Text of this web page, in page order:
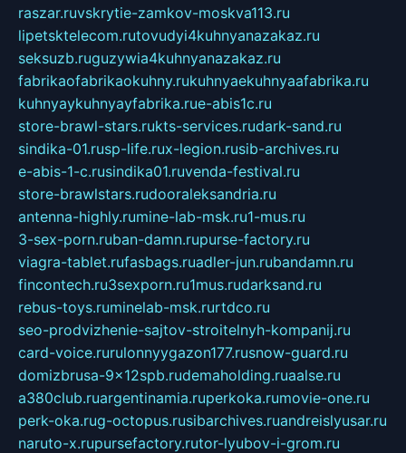
raszar.ruvskrytie-zamkov-moskva113.ru
lipetsktelecom.rutovudyi4kuhnyanazakaz.ru
seksuzb.ruguzywia4kuhnyanazakaz.ru
fabrikaofabrikaokuhny.rukuhnyaekuhnyaafabrika.ru
kuhnyaykuhnyayfabrika.rue-abis1c.ru
store-brawl-stars.rukts-services.rudark-sand.ru
sindika-01.rusp-life.rux-legion.rusib-archives.ru
e-abis-1-c.rusindika01.ruvenda-festival.ru
store-brawlstars.rudooraleksandria.ru
antenna-highly.rumine-lab-msk.ru1-mus.ru
3-sex-porn.ruban-damn.rupurse-factory.ru
viagra-tablet.rufasbags.ruadler-jun.rubandamn.ru
fincontech.ru3sexporn.ru1mus.rudarksand.ru
rebus-toys.ruminelab-msk.rurtdco.ru
seo-prodvizhenie-sajtov-stroitelnyh-kompanij.ru
card-voice.rurulonnyygazon177.rusnow-guard.ru
domizbrusa-9x12spb.rudemaholding.ruaalse.ru
a380club.ruargentinamia.ruperkoka.rumovie-one.ru
perk-oka.rug-octopus.rusibarchives.ruandreislyusar.ru
naruto-x.rupursefactory.rutor-lyubov-i-grom.ru